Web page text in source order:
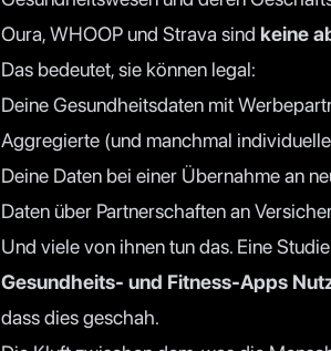
Oura, WHOOP und Strava sind keine
Das bedeutet, sie können legal:
Deine Gesundheitsdaten mit
Aggregierte (und manchmal
Deine Daten bei einer Übernahme an
Daten über Partnerschaften an
Und viele von ihnen tun das. Eine
Gesundheits- und Fitness-Apps
dass dies geschah.